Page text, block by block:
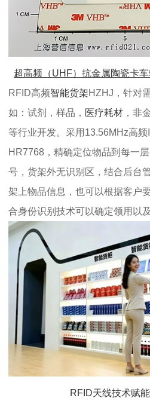
超高频（UHF）抗金属陶瓷卡
RFID高频智能货架HZHJ，针对
如：试剂，样品， 医疗耗材 ，非
等行业开发。采用13.56MHz高
HR7768，精确定位物品到每一
号，货架外无识别区，结合后台
架上物品信息，也可以根据客户
合身份识别技术可以确定领用以
RFID天线技术赋